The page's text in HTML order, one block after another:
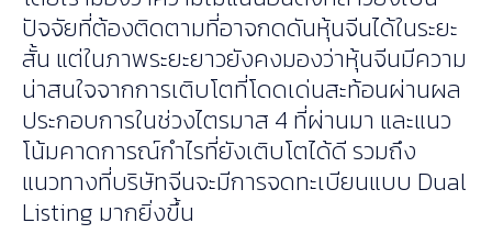
ปัจจัยที่ต้องติดตามที่อาจกดดันหุ้นจีนได้ในระยะ
สั้น แต่ในภาพระยะยาวยังคงมองว่าหุ้นจีนมีความ
น่าสนใจจากการเติบโตที่โดดเด่นสะท้อนผ่านผล
ประกอบการในช่วงไตรมาส 4 ที่ผ่านมา และแนว
โน้มคาดการณ์กำไรที่ยังเติบโตได้ดี รวมถึง
แนวทางที่บริษัทจีนจะมีการจดทะเบียนแบบ Dual
Listing มากยิ่งขึ้น